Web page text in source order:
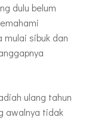
dulu belum
mulai sibuk dan
ulang tahun
awalnya tidak